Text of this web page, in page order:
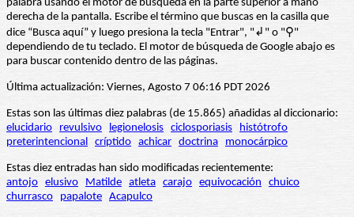
palabra usando el motor de búsqueda en la parte superior a mano
derecha de la pantalla. Escribe el término que buscas en la casilla que
dice “Busca aquí” y luego presiona la tecla "Entrar", "↲" o "⚲"
dependiendo de tu teclado. El motor de búsqueda de Google abajo es
para buscar contenido dentro de las páginas.
Última actualización: Viernes, Agosto 7 06:16 PDT 2026
Estas son las últimas diez palabras (de 15.865) añadidas al diccionario:
elucidario
revulsivo legionelosis ciclosporiasis
histótrofo
preterintencional críptido achicar doctrina monocárpico
Estas diez entradas han sido modificadas recientemente:
antojo elusivo Matilde atleta carajo equivocación
chuico
churrasco
papalote Acapulco